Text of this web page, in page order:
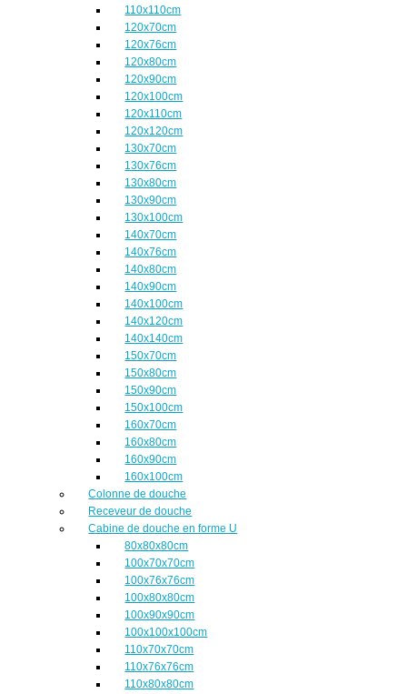
110x110cm
120x70cm
120x76cm
120x80cm
120x90cm
120x100cm
120x110cm
120x120cm
130x70cm
130x76cm
130x80cm
130x90cm
130x100cm
140x70cm
140x76cm
140x80cm
140x90cm
140x100cm
140x120cm
140x140cm
150x70cm
150x80cm
150x90cm
150x100cm
160x70cm
160x80cm
160x90cm
160x100cm
Colonne de douche
Receveur de douche
Cabine de douche en forme U
80x80x80cm
100x70x70cm
100x76x76cm
100x80x80cm
100x90x90cm
100x100x100cm
110x70x70cm
110x76x76cm
110x80x80cm